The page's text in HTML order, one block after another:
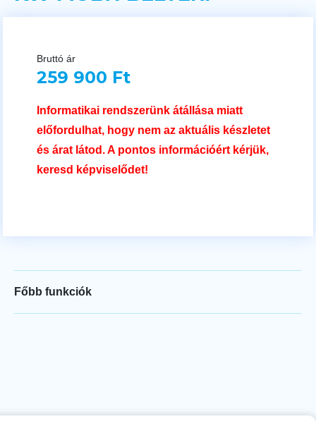
Bruttó ár
259 900 Ft
Informatikai rendszerünk átállása miatt
előfordulhat, hogy nem az aktuális készletet
és árat látod. A pontos információért kérjük,
keresd képviselődet!
Főbb funkciók